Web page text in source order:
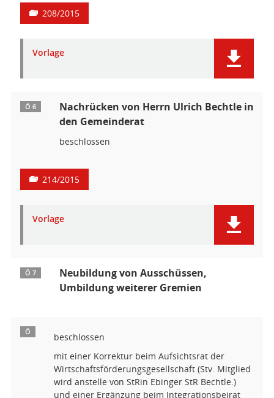
208/2015
Vorlage
Ö 6
Nachrücken von Herrn Ulrich Bechtle in
den Gemeinderat
beschlossen
214/2015
Vorlage
Ö 7
Neubildung von Ausschüssen,
Umbildung weiterer Gremien
Ö
beschlossen
mit einer Korrektur beim Aufsichtsrat der
Wirtschaftsförderungsgesellschaft (Stv. Mitglied
wird anstelle von StRin Ebinger StR Bechtle.)
und einer Ergänzung beim Integrationsbeirat